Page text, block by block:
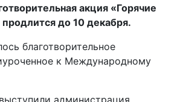
акция «Горячие
до 10 декабря.
благотворительное
к Международному
администрация